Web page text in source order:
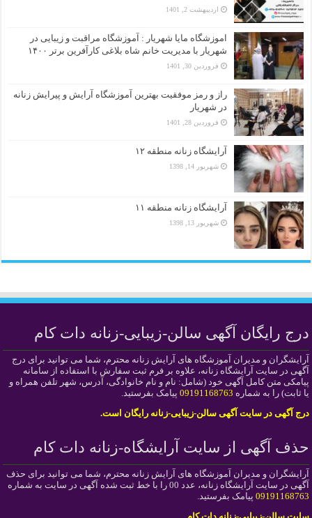
اردیبهشت 2, 1401
اموزشگاه مایا شهریار : آموزشگاه مراقبت و زیبایی در
شهریار با مدیریت خانم شاه بلاغی کارآفرین برتر ۱۴۰۰
فروردین 30, 1401
راز و رمز موفقیت بهترین آموزشگاه آرایش و پیرایش زنانه
در شهریار
فروردین 28, 1401
آرایشگاه زنانه منطقه ۱۲
شهریور 14, 1398
آرایشگاه زنانه منطقه ۱۱
شهریور 13, 1398
درج رایگان آگهی سالن-زیبایی-زنانه دات کام
آرایشگران و مدیران آموزشگاه های آرایش زنانه محترم، شما می توانید برای درج
آگهی در سایت آرایشگاه زنانه، علاوه بر فرم ثبت سفارش با استفاده از سامانه
پیامکی متن کامل آگهی خود (شامل: نام و نام خانوادگی، آدرس، شهر تلفن همراه و
یا ثابت) را به شماره 09191168763 پیامک بفرستید.
درج آگهی در سایت آگهی سالن-زیبایی-زنانه رایگان است.
حذف آگهی از سایت آرایشگاه-زنانه دات کام
آرایشگران و مدیران آموزشگاه های آرایش زنانه محترم، شما می توانید برای حذف
آگهی در سایت آرایشگاه زنانه، عدد 00 را با خط ثبت شده آگهی در سایت به شماره
09191168763 پیامک بفرستید.